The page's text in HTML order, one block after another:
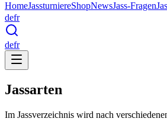
HomeJassturniereShopNewsJass-Fragen
defr
defr
Jassarten
Im Jassverzeichnis wird nach